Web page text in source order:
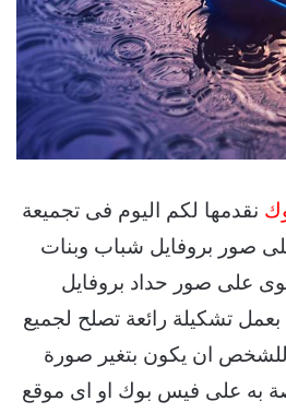
نقدمها لكم اليوم فى تجميعة
صور بروفايل شباب وبنات
على صور حداد بروفايل
تشكيلة رائعة تصلح لجميع
للشخص ان يكون بتغير صورة
به على فيس بوك او اى موقع